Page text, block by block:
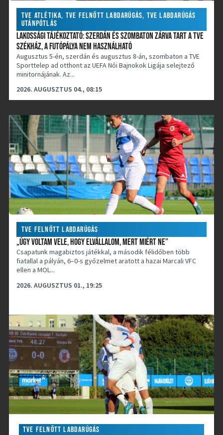
TVE ATLÉTIKA, TVE FELNŐTT LABDARÚGÁS, TVE LABDARÚGÁS
UTÁNPÓTLÁS
LAKOSSÁGI TÁJÉKOZTATÓ: SZERDÁN ÉS SZOMBATON ZÁRVA TART A TVE
SZÉKHÁZ, A FUTÓPÁLYA NEM HASZNÁLHATÓ
Augusztus 5-én, szerdán és augusztus 8-án, szombaton a TVE
Sporttelep ad otthont az UEFA Női Bajnokok Ligája selejtező
minitornájának. Az...
2026. AUGUSZTUS 04., 08:15
TVE FELNŐTT LABDARÚGÁS
„ÚGY VOLTAM VELE, HOGY ELVÁLLALOM, MERT MIÉRT NE”
Csapatunk magabiztos játékkal, a második félidőben több
fiatallal a pályán, 6–0-s győzelmet aratott a hazai Marcali VFC
ellen a MOL...
2026. AUGUSZTUS 01., 19:25
TVE FELNŐTT LABDARÚGÁS